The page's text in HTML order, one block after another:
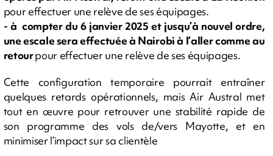
pour effectuer une relève de ses équipages.
- à compter du 6 janvier 2025 et jusqu’à nouvel ordre,
une escale sera effectuée à Nairobi à l’aller comme au
retourpour effectuer une relève de ses équipages.
Cette configuration temporaire pourrait entraîner
quelques retards opérationnels, mais Air Austral met
tout en œuvre pour retrouver une stabilité rapide de
son programme des vols de/vers Mayotte, et en
minimiser l’impact sur sa clientèle